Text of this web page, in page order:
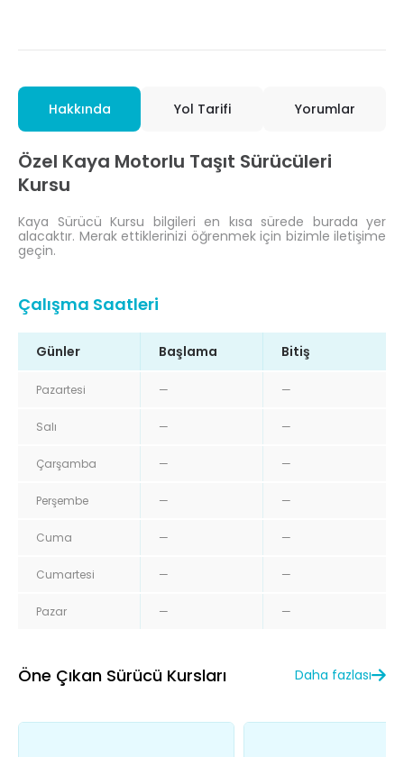
Hakkında Yol Tarifi Yorumlar
Özel Kaya Motorlu Taşıt Sürücüleri
Kursu
Kaya Sürücü Kursu bilgileri en kısa sürede burada yer
alacaktır. Merak ettiklerinizi öğrenmek için bizimle iletişime
geçin.
Çalışma Saatleri
Günler Başlama Bitiş
Pazartesi — —
Salı — —
Çarşamba — —
Perşembe — —
Cuma — —
Cumartesi — —
Pazar — —
Öne Çıkan Sürücü Kursları Daha fazlası